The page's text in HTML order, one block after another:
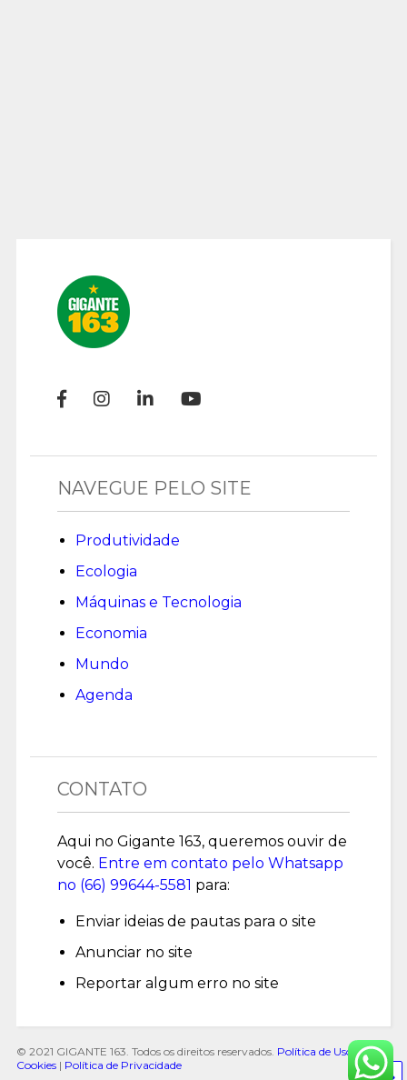
NAVEGUE PELO SITE
Produtividade
Ecologia
Máquinas e Tecnologia
Economia
Mundo
Agenda
CONTATO
Aqui no Gigante 163, queremos ouvir de
você. Entre em contato pelo Whatsapp
no (66) 99644-5581 para:
Enviar ideias de pautas para o site
Anunciar no site
Reportar algum erro no site
© 2021 GIGANTE 163. Todos os direitos reservados. Política de Uso de
Cookies| Política de Privacidade